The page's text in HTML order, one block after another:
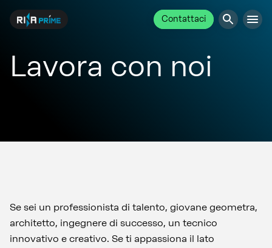
Contattaci
Lavora con noi
Se sei un professionista di talento, giovane geometra,
architetto, ingegnere di successo, un tecnico
innovativo e creativo. Se ti appassiona il lato